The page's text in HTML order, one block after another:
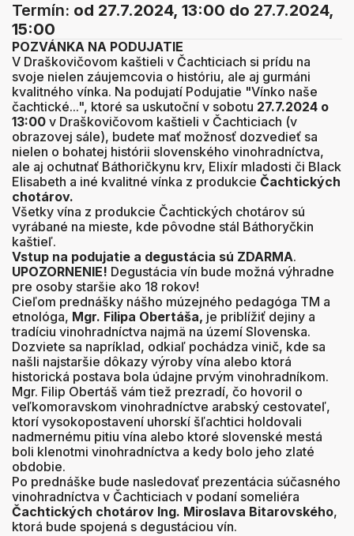
Termín: od 27.7.2024, 13:00 do 27.7.2024,
15:00
POZVÁNKA NA PODUJATIE
V Draškovičovom kaštieli v Čachticiach si prídu na
svoje nielen záujemcovia o históriu, ale aj gurmáni
kvalitného vínka. Na podujatí Podujatie "Vínko naše
čachtické...", ktoré sa uskutoční v sobotu 27.7.2024 o
13:00 v Draškovičovom kaštieli v Čachticiach (v
obrazovej sále), budete mať možnosť dozvedieť sa
nielen o bohatej histórii slovenského vinohradníctva,
ale aj ochutnať Báthoričkynu krv, Elixír mladosti či Black
Elisabeth a iné kvalitné vínka z produkcie Čachtických
chotárov.
Všetky vína z produkcie Čachtických chotárov sú
vyrábané na mieste, kde pôvodne stál Báthoryčkin
kaštieľ.
Vstup na podujatie a degustácia sú ZDARMA.
UPOZORNENIE! Degustácia vín bude možná výhradne
pre osoby staršie ako 18 rokov!
Cieľom prednášky nášho múzejného pedagóga TM a
etnológa, Mgr. Filipa Obertáša, je priblížiť dejiny a
tradíciu vinohradníctva najmä na území Slovenska.
Dozviete sa napríklad, odkiaľ pochádza vinič, kde sa
našli najstaršie dôkazy výroby vína alebo ktorá
historická postava bola údajne prvým vinohradníkom.
Mgr. Filip Obertáš vám tiež prezradí, čo hovoril o
veľkomoravskom vinohradníctve arabský cestovateľ,
ktorí vysokopostavení uhorskí šľachtici holdovali
nadmernému pitiu vína alebo ktoré slovenské mestá
boli klenotmi vinohradníctva a kedy bolo jeho zlaté
obdobie.
Po prednáške bude nasledovať prezentácia súčasného
vinohradníctva v Čachticiach v podaní someliéra
Čachtických chotárov Ing. Miroslava Bitarovského,
ktorá bude spojená s degustáciou vín.